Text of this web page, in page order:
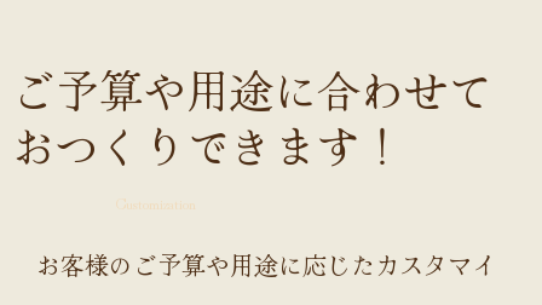
ご予算や用途に合わせて
おつくりできます！
Customization
お客様のご予算や用途に応じたカスタマイ